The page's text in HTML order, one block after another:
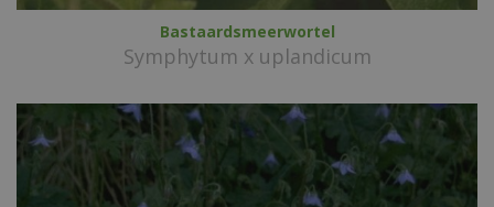
Bastaardsmeerwortel
Symphytum x uplandicum